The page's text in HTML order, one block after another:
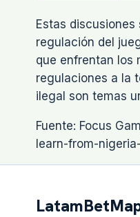
Estas
regulación del
que enfrentan los
regulaciones a la
ilegal son temas
Fuente: Focus
learn-from-